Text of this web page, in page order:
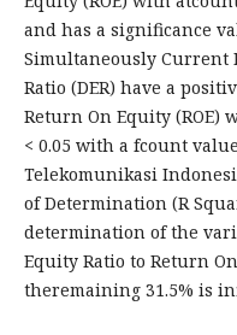
and has a significance
Simultaneously Current
Ratio (DER) have a
Return On Equity (ROE)
< 0.05 with a fcount
Telekomunikasi
of Determination (R
determination of the
Equity Ratio to Return
theremaining 31.5% is